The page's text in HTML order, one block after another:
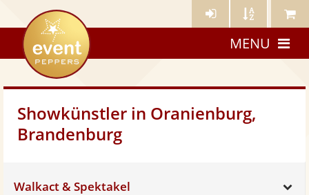
Künstler- Künstler Meine
eventpeppers
MENU
Showkünstler in Oranienburg,
Brandenburg
Walkact & Spektakel